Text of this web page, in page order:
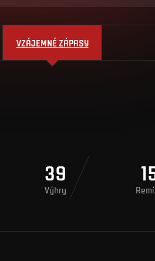
VZÁJEMNÉ ZÁPASY
39
Výhry